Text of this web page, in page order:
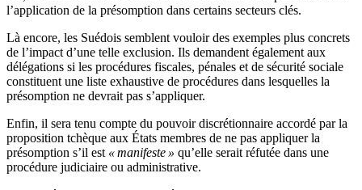
l’application de la présomption dans certains secteurs clés.
Là encore, les Suédois semblent vouloir des exemples plus concrets
de l’impact d’une telle exclusion. Ils demandent également aux
délégations si les procédures fiscales, pénales et de sécurité sociale
constituent une liste exhaustive de procédures dans lesquelles la
présomption ne devrait pas s’appliquer.
Enfin, il sera tenu compte du pouvoir discrétionnaire accordé par la
proposition tchèque aux États membres de ne pas appliquer la
présomption s’il est « manifeste » qu’elle serait réfutée dans une
procédure judiciaire ou administrative.